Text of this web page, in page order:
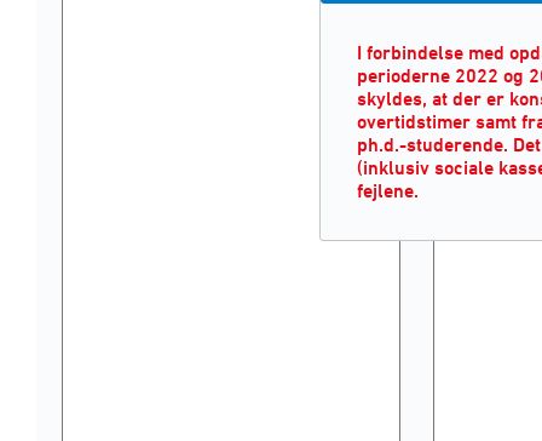
I forbindelse med
perioderne 2022 og
skyldes, at der er
overtidstimer samt
ph.d.-studerende.
(inklusiv sociale
fejlene.